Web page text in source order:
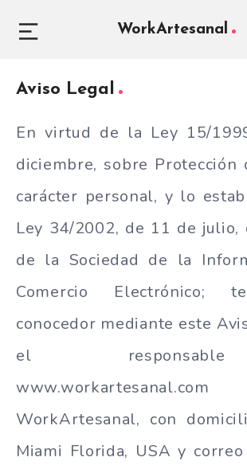
WorkArtesanal
Aviso Legal
En virtud de la Ley 15/
diciembre, sobre Protección
carácter personal, y lo
Ley 34/2002, de 11 de julio,
de la Sociedad de la
Comercio Electrónico;
conocedor mediante este
el
WorkArtesanal, con
Miami Florida, USA y